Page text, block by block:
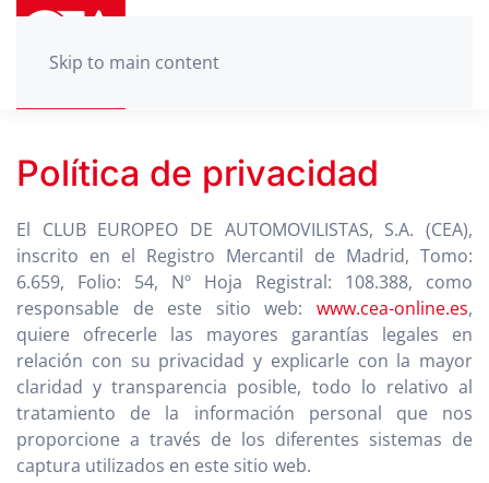
Skip to main content
Política de privacidad
El CLUB EUROPEO DE AUTOMOVILISTAS, S.A. (CEA),
inscrito en el Registro Mercantil de Madrid, Tomo:
6.659, Folio: 54, Nº Hoja Registral: 108.388, como
responsable de este sitio web: www.cea-online.es,
quiere ofrecerle las mayores garantías legales en
relación con su privacidad y explicarle con la mayor
claridad y transparencia posible, todo lo relativo al
tratamiento de la información personal que nos
proporcione a través de los diferentes sistemas de
captura utilizados en este sitio web.